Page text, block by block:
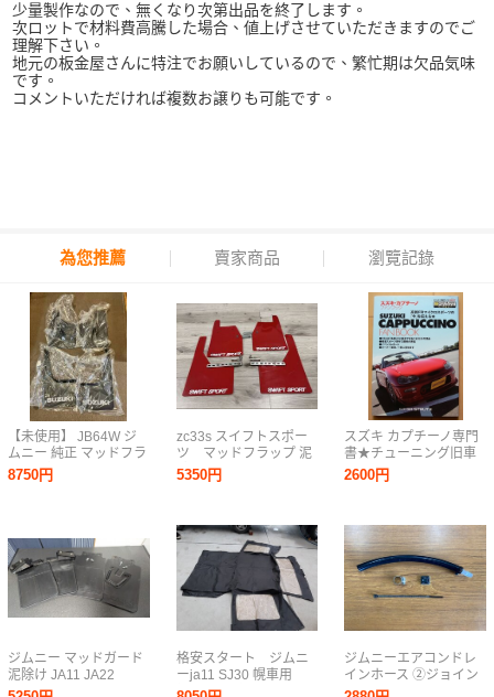
少量製作なので、無くなり次第出品を終了します。
次ロットで材料費高騰した場合、値上げさせていただきますのでご
理解下さい。
地元の板金屋さんに特注でお願いしているので、繁忙期は欠品気味
です。
コメントいただければ複数お譲りも可能です。
為您推薦 賣家商品 瀏覽記錄
【未使用】 JB64W ジ
ムニー 純正 マッドフラ
ップ ブラック SUZUKI
ロゴ入り マッドガード
8750円
ジムニー マッドガード
泥除け JA11 JA22
zc33s スイフトスポー
ツ マッドフラップ 泥
除け
5350円
格安スタート ジムニ
ーja11 SJ30 幌車用
幌&おまけ幌骨(バンカ
スズキ カプチーノ専門
書★チューニング旧車
ドレスアップEA11R軽
自動車EA21Rカスタム
絶版車
2600円
ジムニーエアコンドレ
インホース ②ジョイン
ト＆耐熱シリコンホー